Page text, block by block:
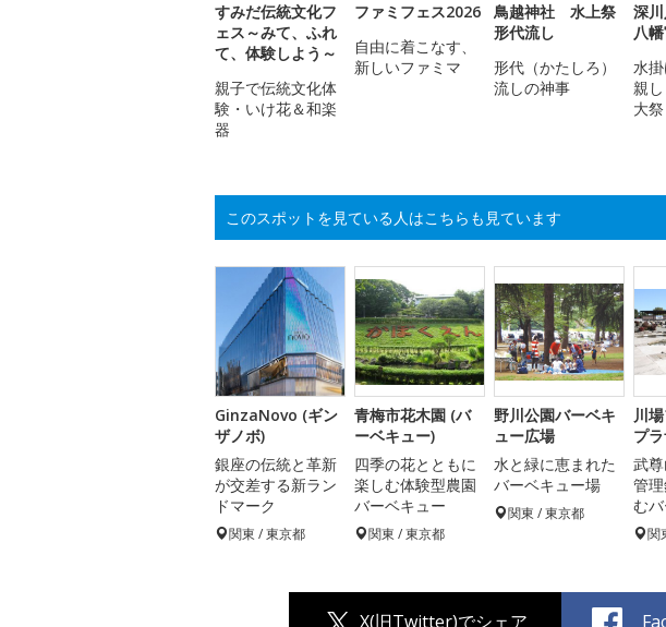
すみだ伝統文化フ
ェス～みて、ふれ
て、体験しよう～
親子で伝統文化体
験・いけ花＆和楽
器
ファミフェス2026
自由に着こなす、
新しいファミマ
鳥越神社 水上祭
形代流し
形代（かたしろ）
流しの神事
深
八
水
親
大
このスポットを見ている人はこちらも見ています
GinzaNovo (ギン
ザノボ)
銀座の伝統と革新
が交差する新ラン
ドマーク
関東 / 東京都
青梅市花木園 (バ
ーベキュー)
四季の花とともに
楽しむ体験型農園
バーベキュー
関東 / 東京都
野川公園バーベキ
ュー広場
水と緑に恵まれた
バーベキュー場
関東 / 東京都
川
プ
武
管
む
関
X(旧Twitter)でシェア